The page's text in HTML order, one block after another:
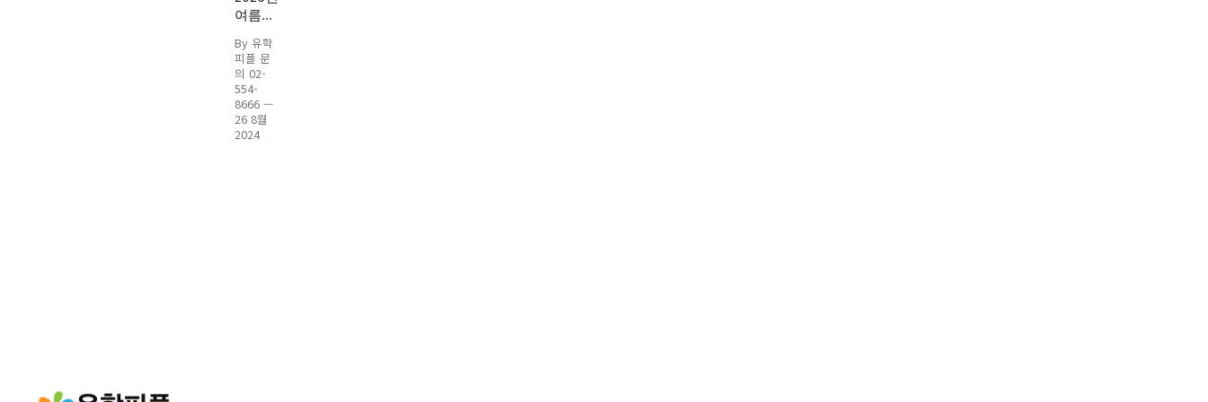
여름
로셔입
니다.
By 유학
피플 문
의 02-
554-
8666
26 8월
2024